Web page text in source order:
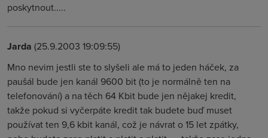
poskytnout.....
Jarda (25.9.2003 19:09:55)
Mno nevim jestli ste to slyšeli ale má to jeden háček, za
paušál bude jen kanál 9600 bit (to je normálně ten na
telefonování) a na těch 64 Kbit bude jen nějakej kredit,
takže pokud si vyčerpáte kredit tak budete buď muset
používat ten 9,6 kbit kanál, což je návrat o 15 let zpátky,